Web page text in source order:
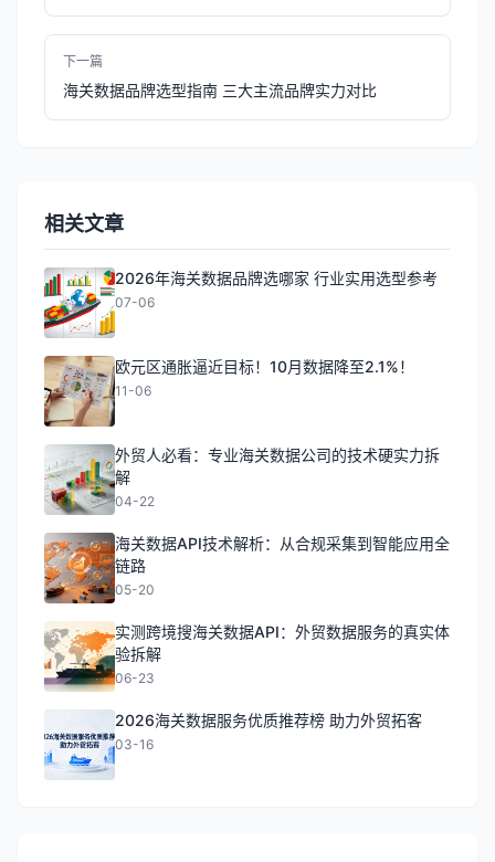
下一篇
海关数据品牌选型指南 三大主流品牌实力对比
相关文章
2026年海关数据品牌选哪家 行业实用选型参考
07-06
欧元区通胀逼近目标！10月数据降至2.1%！
11-06
外贸人必看：专业海关数据公司的技术硬实力拆
解
04-22
海关数据API技术解析：从合规采集到智能应用全
链路
05-20
实测跨境搜海关数据API：外贸数据服务的真实体
验拆解
06-23
2026海关数据服务优质推荐榜 助力外贸拓客
03-16